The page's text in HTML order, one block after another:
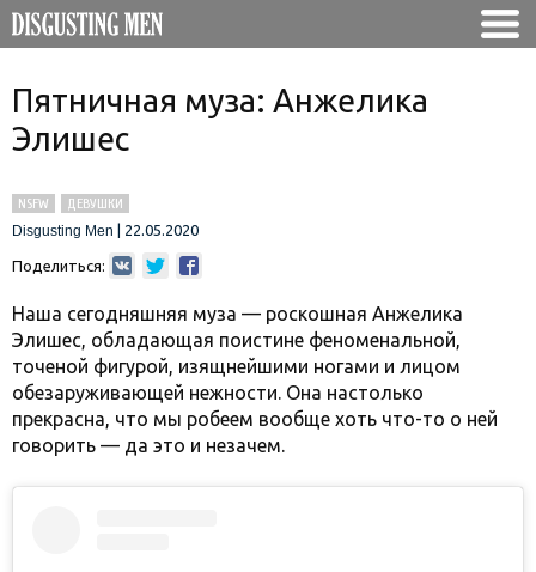
Пятничная муза: Анжелика
Элишес
NSFW
ДЕВУШКИ
Disgusting Men
22.05.2020
Поделиться:
Наша сегодняшняя муза — роскошная Анжелика
Элишес, обладающая поистине феноменальной,
точеной фигурой, изящнейшими ногами и лицом
обезаруживающей нежности. Она настолько
прекрасна, что мы робеем вообще хоть что-то о ней
говорить — да это и незачем.